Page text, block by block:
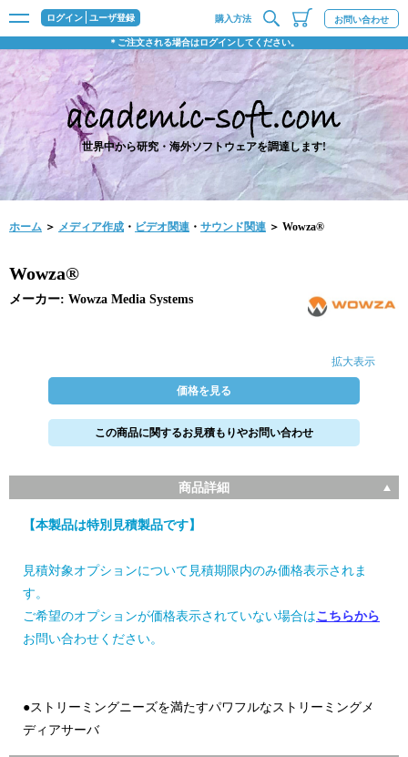
ログイン ユーザ登録
＊ご注文される場合はログインしてください。
購入方法 お問い合わせ
世界中から研究・海外ソフトウェアを調達します!
ホーム ＞ メディア作成 ・ ビデオ関連 ・ サウンド関連 ＞ Wowza®
拡大表示
Wowza®
メーカー: Wowza Media Systems
価格を見る
この商品に関するお見積もりやお問い合わせ
商品詳細
【本製品は特別見積製品です】
見積対象オプションについて見積期限内のみ価格表示されま
す。
ご希望のオプションが価格表示されていない場合はこちらから
お問い合わせください。
●ストリーミングニーズを満たすパワフルなストリーミングメ
ディアサーバ